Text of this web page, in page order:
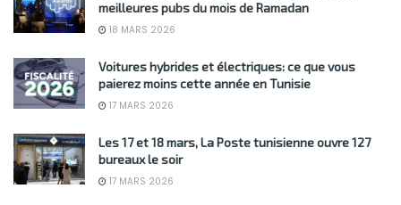
meilleures pubs du mois de Ramadan
18 MARS 2026
Voitures hybrides et électriques: ce que vous
paierez moins cette année en Tunisie
17 MARS 2026
Les 17 et 18 mars, La Poste tunisienne ouvre 127
bureaux le soir
17 MARS 2026